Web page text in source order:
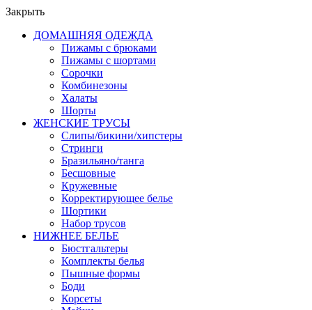
Закрыть
ДОМАШНЯЯ ОДЕЖДА
Пижамы с брюками
Пижамы с шортами
Сорочки
Комбинезоны
Халаты
Шорты
ЖЕНСКИЕ ТРУСЫ
Слипы/бикини/хипстеры
Стринги
Бразильяно/танга
Бесшовные
Кружевные
Корректирующее белье
Шортики
Набор трусов
НИЖНЕЕ БЕЛЬЕ
Бюстгальтеры
Комплекты белья
Пышные формы
Боди
Корсеты